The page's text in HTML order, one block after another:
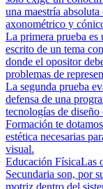
una maestría
axonométrico y
La primera prueba es
escrito de un tema
donde el opositor
problemas de
La segunda prueba
defensa de una
tecnologías de
Formación te
estética necesarias
visual.
Educación FísicaLas
Secundaria son, por
motriz dentro del